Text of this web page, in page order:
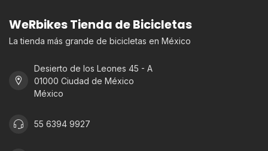
WeRbikes Tienda de Bicicletas
La tienda más grande de bicicletas en México
Desierto de los Leones 45 - A
01000 Ciudad de México
México
55 6394 9927